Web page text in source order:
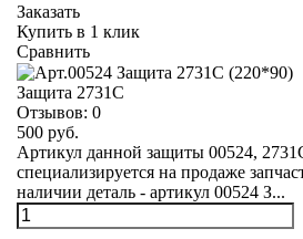
Заказать
Купить в 1 клик
Сравнить
Защита 2731С
Отзывов: 0
500 руб.
Артикул данной защиты 00524,
специализируется на продаже
наличии деталь - артикул 00524 З...